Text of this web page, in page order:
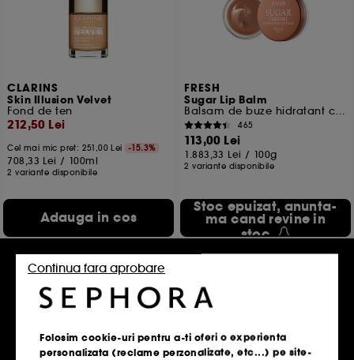
CLARINS
Skin Illusion Velvet
Fond de ten
212,50 Lei
Cel mai mic pret: 251,00 Lei -15.3%
708,33 Lei / 100ml
2 variante disponibile
Adauga in cos
FRESH
Sugar Lip Balm
Balsam de buze hidratant cu zahar
465
113,00 Lei
1.883,33 Lei / 100g
2 variante disponibile
Stoc epuizat, anunta-
ma cand revine in
stoc
Folosim cookie-uri pentru a-ti oferi o experienta
personalizata (reclame perzonalizate, etc...) pe site-
Continua fara aprobare